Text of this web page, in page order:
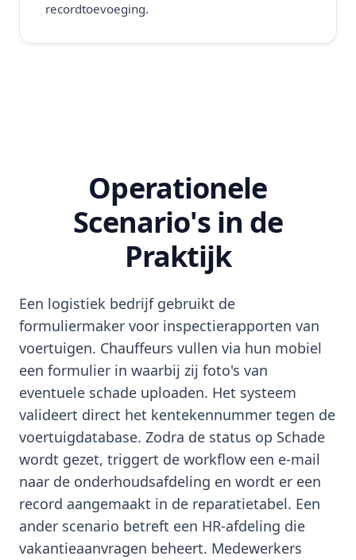
recordtoevoeging.
Operationele
Scenario's in de
Praktijk
Een logistiek bedrijf gebruikt de
formuliermaker voor inspectierapporten van
voertuigen. Chauffeurs vullen via hun mobiel
een formulier in waarbij zij foto's van
eventuele schade uploaden. Het systeem
valideert direct het kentekennummer tegen de
voertuigdatabase. Zodra de status op Schade
wordt gezet, triggert de workflow een e-mail
naar de onderhoudsafdeling en wordt er een
record aangemaakt in de reparatietabel. Een
ander scenario betreft een HR-afdeling die
vakantieaanvragen beheert. Medewerkers